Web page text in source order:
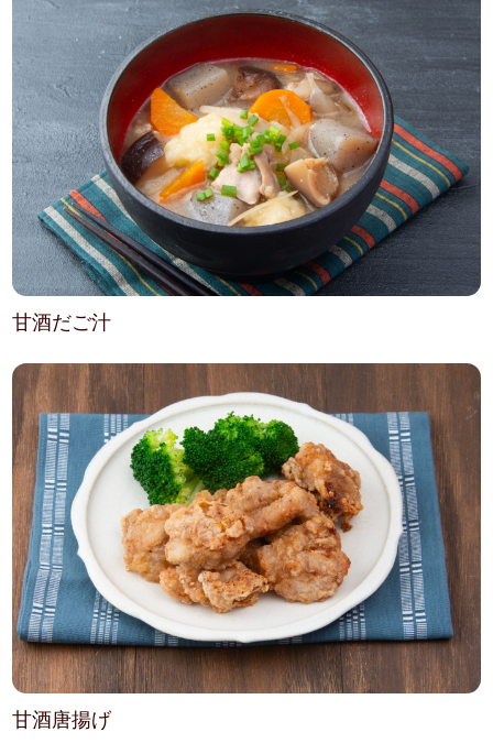
甘酒だご汁
甘酒唐揚げ